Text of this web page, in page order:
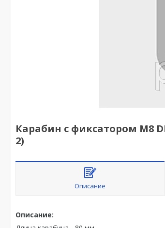
Карабин с фиксатором М8
2)
Описание
Описание: